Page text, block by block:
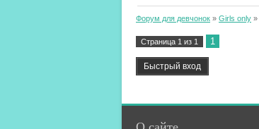
Форум для девчонок » Girls only »
Страница 1 из 1 1